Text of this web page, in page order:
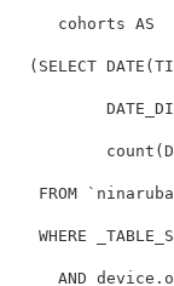
     cohorts AS
(SELECT
FROM
WHERE
AND